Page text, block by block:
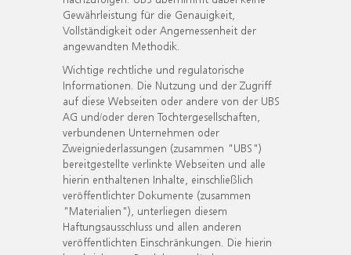
Gewährleistung für die Genauigkeit,
Vollständigkeit oder Angemessenheit der
angewandten Methodik.
Wichtige rechtliche und regulatorische
Informationen. Die Nutzung und der Zugriff
auf diese Webseiten oder andere von der UBS
AG und/oder deren Tochtergesellschaften,
verbundenen Unternehmen oder
Zweigniederlassungen (zusammen "UBS")
bereitgestellte verlinkte Webseiten und alle
hierin enthaltenen Inhalte, einschließlich
veröffentlichter Dokumente (zusammen
"Materialien"), unterliegen diesem
Haftungsausschluss und allen anderen
veröffentlichten Einschränkungen. Die hierin